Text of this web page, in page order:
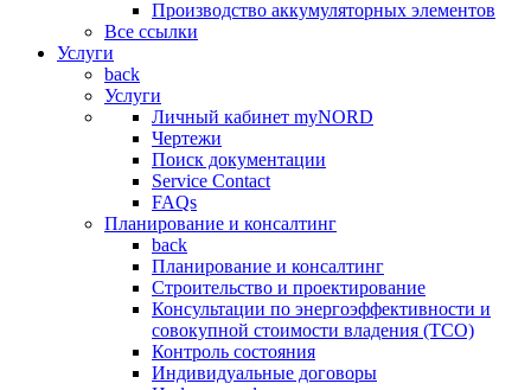
Производство аккумуляторных элементов
Все ссылки
Услуги
back
Услуги
Личный кабинет myNORD
Чертежи
Поиск документации
Service Contact
FAQs
Планирование и консалтинг
back
Планирование и консалтинг
Строительство и проектирование
Консультации по энергоэффективности и
совокупной стоимости владения (TCO)
Контроль состояния
Индивидуальные договоры